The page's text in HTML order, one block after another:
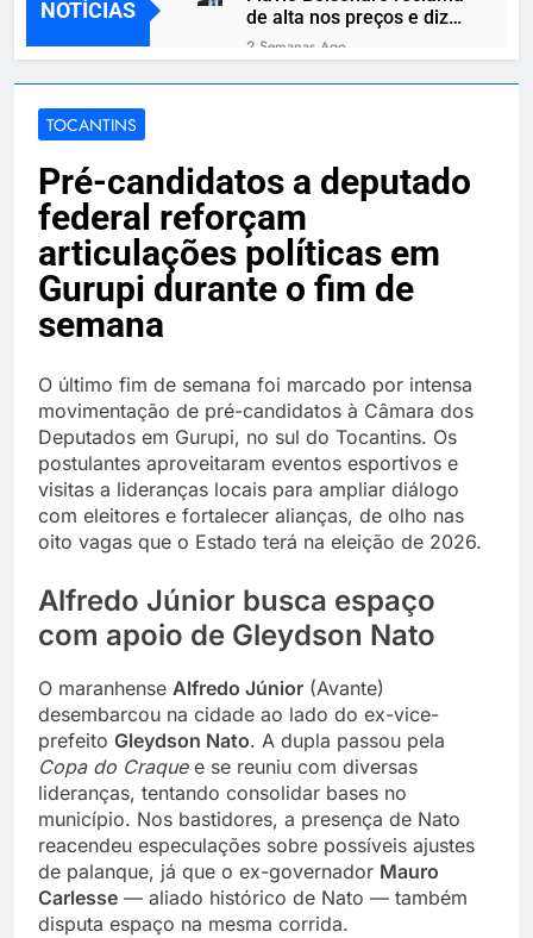
NOTÍCIAS
de alta nos preços e diz
que brasileiros parcelam
até comida básica
2 Semanas Ago
promoções de Samsung
Galaxy Fit3 e Redmi
Watch 5 Active
Indústria de games
acelera rumo ao digital e
discos podem
desaparecer
3 Semanas Ago
Canoa vira em represa de
e criança de 7
Dupla é morta a facadas
durante discussão em
Natividade; suspeito está
foragido
3 Semanas Ago
TOCANTINS
Pré-candidatos a deputado
federal reforçam
articulações políticas em
Gurupi durante o fim de
semana
O último fim de semana foi marcado por intensa
movimentação de pré-candidatos à Câmara dos
Deputados em Gurupi, no sul do Tocantins. Os
postulantes aproveitaram eventos esportivos e
visitas a lideranças locais para ampliar diálogo
com eleitores e fortalecer alianças, de olho nas
oito vagas que o Estado terá na eleição de 2026.
Alfredo Júnior busca espaço
com apoio de Gleydson Nato
O maranhense Alfredo Júnior (Avante)
desembarcou na cidade ao lado do ex-vice-
prefeito Gleydson Nato. A dupla passou pela
Copa do Craquee se reuniu com diversas
lideranças, tentando consolidar bases no
município. Nos bastidores, a presença de Nato
reacendeu especulações sobre possíveis ajustes
de palanque, já que o ex-governador Mauro
Carlesse — aliado histórico de Nato — também
disputa espaço na mesma corrida.